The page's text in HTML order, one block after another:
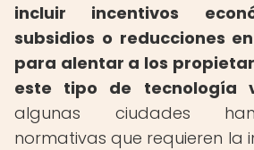
incluir incentivos
subsidios o reducciones
para alentar a los
este tipo de tecnología
algunas ciudades
normativas que requieren la